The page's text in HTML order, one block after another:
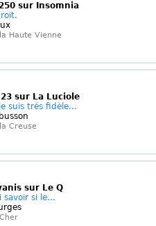
sur Insomnia
Haute Vienne
sur La Luciole
suis trés fidèle...
Creuse
sur Le Q
savoir si le...